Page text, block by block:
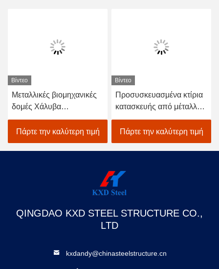
Βίντεο
Μεταλλικές βιομηχανικές
δομές Χάλυβα
Χωροταξικές κατασκευές
Κατασκευές Αποθήκες
Πάρτε την καλύτερη τιμή
Βίντεο
Προσυσκευασμένα κτίρια
κατασκευής από μέταλλο
Q355b Q235b Κτίρια
κατασκευής από χάλυβα
Πάρτε την καλύτερη τιμή
QINGDAO KXD STEEL STRUCTURE CO.,
LTD
kxdandy@chinasteelstructure.cn